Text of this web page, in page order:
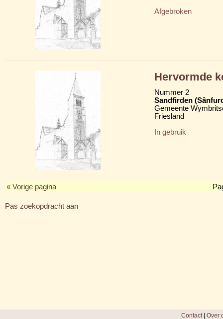
Afgebroken
Hervormde
Nummer 2
Sandfirden
Gemeente
Friesland
In gebruik
« Vorige pagina
Pas zoekopdracht aan
Contact| Over